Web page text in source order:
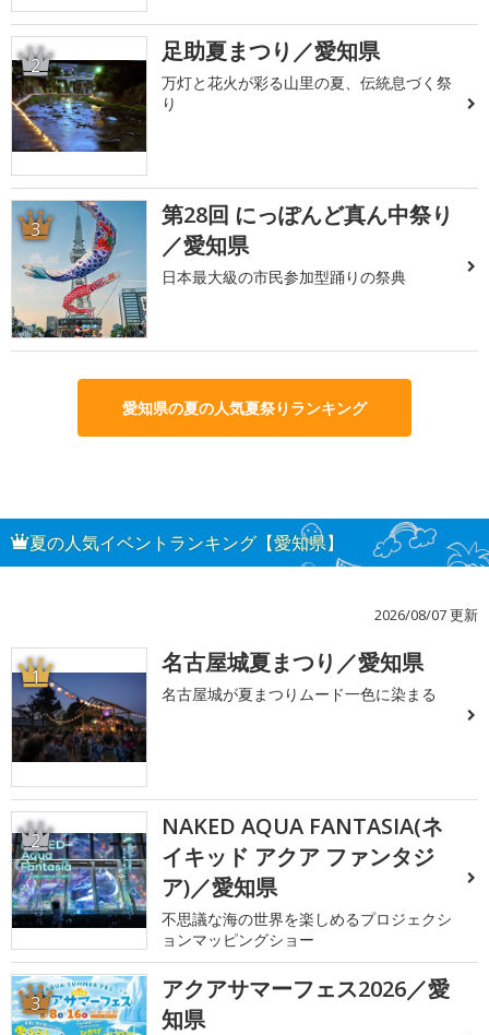
2 足助夏まつり／愛知県
万灯と花火が彩る山里の夏、伝統息づく祭
り
3
第28回 にっぽんど真ん中祭り
／愛知県
日本最大級の市民参加型踊りの祭典
愛知県の夏の人気夏祭りランキング
夏の人気イベントランキング【愛知県】
2026/08/07 更新
1 名古屋城夏まつり／愛知県
名古屋城が夏まつりムード一色に染まる
2
NAKED AQUA FANTASIA(ネ
イキッド アクア ファンタジ
ア)／愛知県
不思議な海の世界を楽しめるプロジェクシ
ョンマッピングショー
3
アクアサマーフェス2026／愛
知県